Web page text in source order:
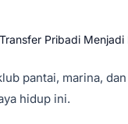
pantai, marina,
hidup ini.